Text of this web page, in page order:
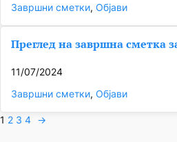
Завршни сметки, Објави
Преглед на завршна сметка
11/07/2024
Завршни сметки, Објави
1 2 3 4 →